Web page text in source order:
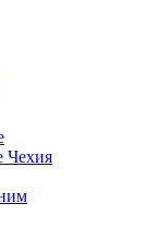
Чехия